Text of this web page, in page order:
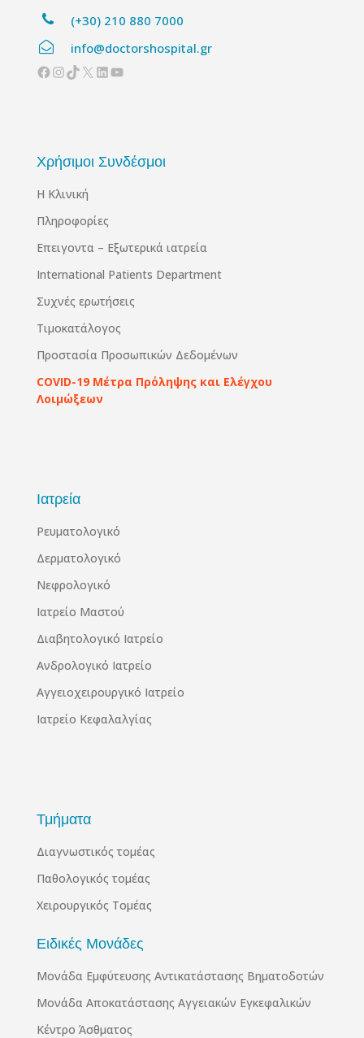
(+30) 210 880 7000
info@doctorshospital.gr
Facebook
Instagram
TikTok
X Linkedin
YouTube
Χρήσιμοι Συνδέσμοι
Η Κλινική
Πληροφορίες
Επειγοντα – Εξωτερικά ιατρεία
International Patients Department
Συχνές ερωτήσεις
Τιμοκατάλογος
Προστασία Προσωπικών Δεδομένων
COVID-19 Μέτρα Πρόληψης και Ελέγχου
Λοιμώξεων
Ιατρεία
Ρευματολογικό
Δερματολογικό
Νεφρολογικό
Ιατρείο Μαστού
Διαβητολογικό Ιατρείο
Ανδρολογικό Ιατρείο
Αγγειοχειρουργικό Ιατρείο
Ιατρείο Κεφαλαλγίας
Τμήματα
Διαγνωστικός τομέας
Παθολογικός τομέας
Χειρουργικός Τομέας
Ειδικές Μονάδες
Μονάδα Εμφύτευσης Αντικατάστασης Βηματοδοτών
Μονάδα Αποκατάστασης Αγγειακών Εγκεφαλικών
Κέντρο Άσθματος